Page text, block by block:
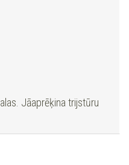
Jāaprēķina trijstūru